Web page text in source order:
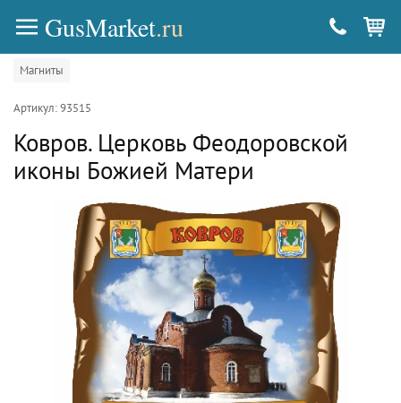
GusMarket.ru
Магниты
Артикул: 93515
Ковров. Церковь Феодоровской
иконы Божией Матери